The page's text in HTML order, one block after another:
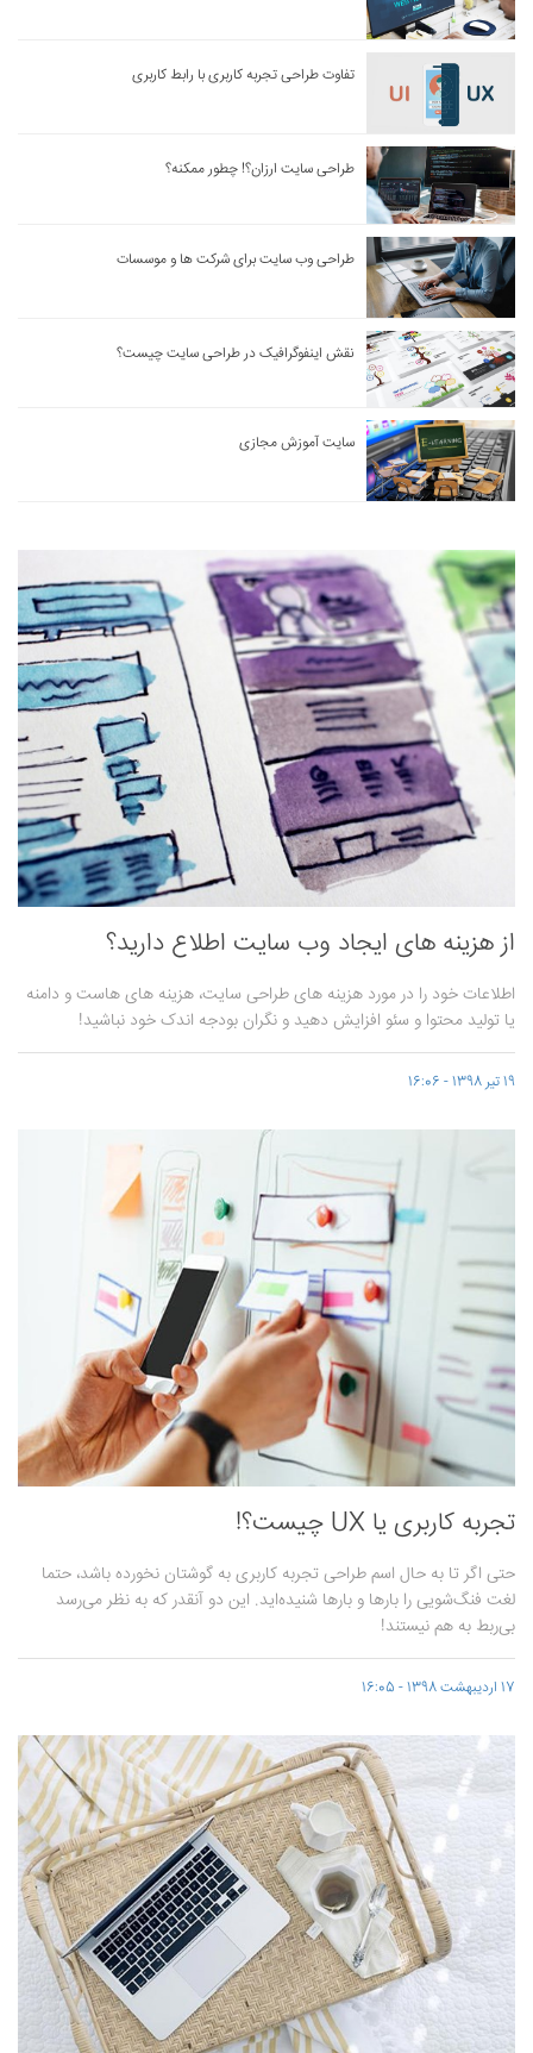
تفاوت طراحی تجربه کاربری با رابط کاربری
طراحی سایت ارزان؟! چطور ممکنه؟
طراحی وب سایت برای شرکت ها و موسسات
نقش اینفوگرافیک در طراحی سایت چیست؟
سایت آموزش مجازی
از هزینه های ایجاد وب سایت اطلاع دارید؟
اطلاعات خود را در مورد هزینه های طراحی سایت، هزینه های هاست و دامنه
یا تولید محتوا و سئو افزایش دهید و نگران بودجه اندک خود نباشید!
19 تیر 1398 - 16:06
تجربه‌ کاربری یا UX چیست؟!
حتی اگر تا به حال اسم طراحی تجربه‌ کاربری به گوشتان نخورده باشد، حتما
لغت فنگ‌شویی را بارها و بارها شنیده‌اید. این دو آنقدر که به نظر می‌رسد
بی‌ربط به هم نیستند!
17 اردیبهشت 1398 - 16:05